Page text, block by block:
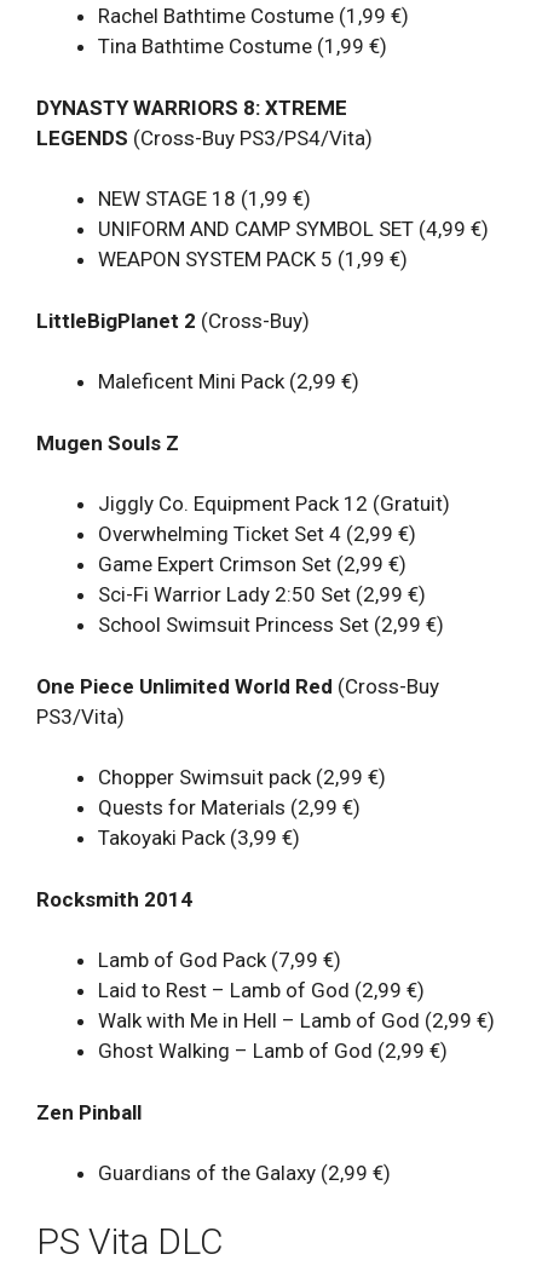
Rachel Bathtime Costume (1,99 €)
Tina Bathtime Costume (1,99 €)
DYNASTY WARRIORS 8: XTREME
LEGENDS (Cross-Buy PS3/PS4/Vita)
NEW STAGE 18 (1,99 €)
UNIFORM AND CAMP SYMBOL SET (4,99 €)
WEAPON SYSTEM PACK 5 (1,99 €)
LittleBigPlanet 2 (Cross-Buy)
Maleficent Mini Pack (2,99 €)
Mugen Souls Z
Jiggly Co. Equipment Pack 12 (Gratuit)
Overwhelming Ticket Set 4 (2,99 €)
Game Expert Crimson Set (2,99 €)
Sci-Fi Warrior Lady 2:50 Set (2,99 €)
School Swimsuit Princess Set (2,99 €)
One Piece Unlimited World Red (Cross-Buy
PS3/Vita)
Chopper Swimsuit pack (2,99 €)
Quests for Materials (2,99 €)
Takoyaki Pack (3,99 €)
Rocksmith 2014
Lamb of God Pack (7,99 €)
Laid to Rest – Lamb of God (2,99 €)
Walk with Me in Hell – Lamb of God (2,99 €)
Ghost Walking – Lamb of God (2,99 €)
Zen Pinball
Guardians of the Galaxy (2,99 €)
PS Vita DLC